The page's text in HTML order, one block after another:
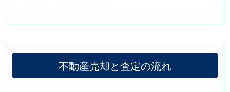
不動産売却と査定の流れ